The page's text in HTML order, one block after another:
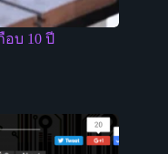
บ 10 ปี